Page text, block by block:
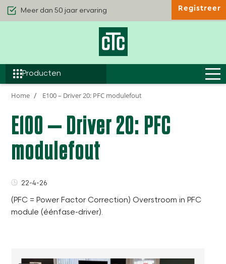
Kwaliteit & Comfort
Producten
Registreer
Home E100 – Driver 20: PFC modulefout
E100 – Driver 20: PFC
modulefout
22-4-26
(PFC = Power Factor Correction) Overstroom in PFC
module (éénfase-driver).